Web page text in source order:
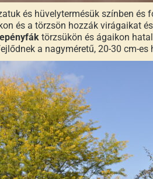
és hüvelytermésük színben és
és a törzsön hozzák virágaikat
törzsükön és ágaikon
a nagyméretű, 20-30 cm-es